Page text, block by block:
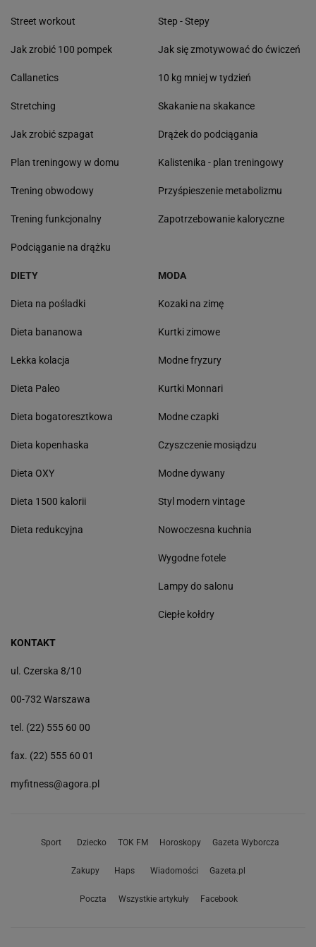
Street workout
Jak zrobić 100 pompek
Callanetics
Stretching
Jak zrobić szpagat
Plan treningowy w domu
Trening obwodowy
Trening funkcjonalny
Podciąganie na drążku
Step - Stepy
Jak się zmotywować do ćwiczeń
10 kg mniej w tydzień
Skakanie na skakance
Drążek do podciągania
Kalistenika - plan treningowy
Przyśpieszenie metabolizmu
Zapotrzebowanie kaloryczne
DIETY
Dieta na pośladki
Dieta bananowa
Lekka kolacja
Dieta Paleo
Dieta bogatoresztkowa
Dieta kopenhaska
Dieta OXY
Dieta 1500 kalorii
Dieta redukcyjna
MODA
Kozaki na zimę
Kurtki zimowe
Modne fryzury
Kurtki Monnari
Modne czapki
Czyszczenie mosiądzu
Modne dywany
Styl modern vintage
Nowoczesna kuchnia
Wygodne fotele
Lampy do salonu
Ciepłe kołdry
KONTAKT
ul. Czerska 8/10
00-732 Warszawa
tel. (22) 555 60 00
fax. (22) 555 60 01
myfitness@agora.pl
Sport Dziecko TOK FM Horoskopy Gazeta Wyborcza
Zakupy Haps Wiadomości Gazeta.pl
Poczta Wszystkie artykuły Facebook